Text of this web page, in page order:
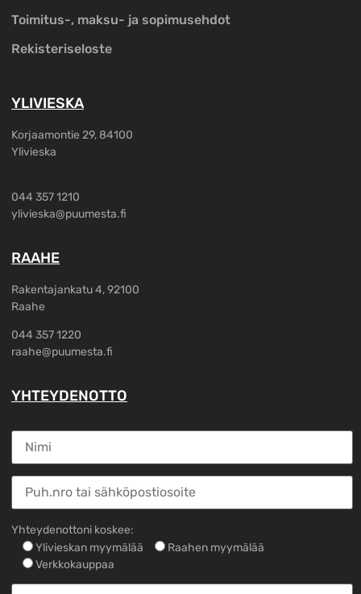
Toimitus-, maksu- ja sopimusehdot
Rekisteriseloste
YLIVIESKA
Korjaamontie 29, 84100
Ylivieska
044 357 1210
ylivieska@puumesta.fi
RAAHE
Rakentajankatu 4, 92100
Raahe
044 357 1220
raahe@puumesta.fi
YHTEYDENOTTO
Yhteydenottoni koskee:
Ylivieskan myymälää
Raahen myymälää
Verkkokauppaa